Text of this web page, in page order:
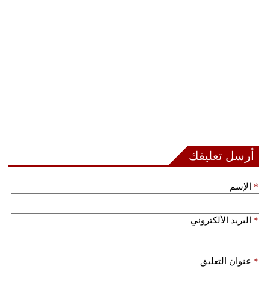
أرسل تعليقك
الإسم *
البريد الألكتروني *
عنوان التعليق *